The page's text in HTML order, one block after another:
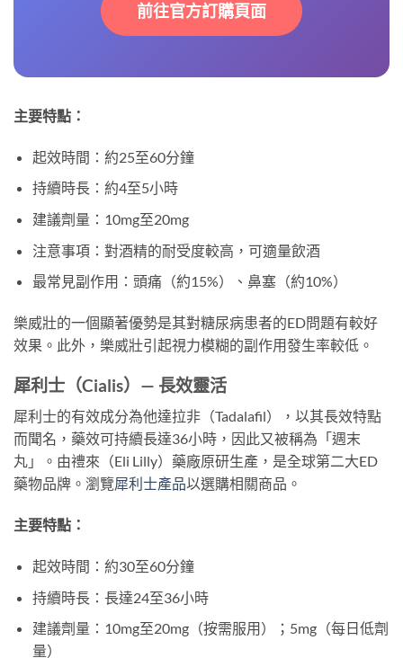
前往官方訂購頁面
主要特點：
起效時間：約25至60分鐘
持續時長：約4至5小時
建議劑量：10mg至20mg
注意事項：對酒精的耐受度較高，可適量飲酒
最常見副作用：頭痛（約15%）、鼻塞（約10%）
樂威壯的一個顯著優勢是其對糖尿病患者的ED問題有較好
效果。此外，樂威壯引起視力模糊的副作用發生率較低。
犀利士（Cialis）— 長效靈活
犀利士的有效成分為他達拉非（Tadalafil），以其長效特點
而聞名，藥效可持續長達36小時，因此又被稱為「週末
丸」。由禮來（Eli Lilly）藥廠原研生產，是全球第二大ED
藥物品牌。瀏覽犀利士產品以選購相關商品。
主要特點：
起效時間：約30至60分鐘
持續時長：長達24至36小時
建議劑量：10mg至20mg（按需服用）；5mg（每日低劑
量）